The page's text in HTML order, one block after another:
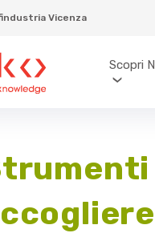
Vicenza
Scopri